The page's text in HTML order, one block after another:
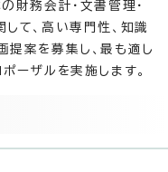
財務会計・文書管理・
て、高い専門性、知識
案を募集し、最も適し
ーザルを実施します。